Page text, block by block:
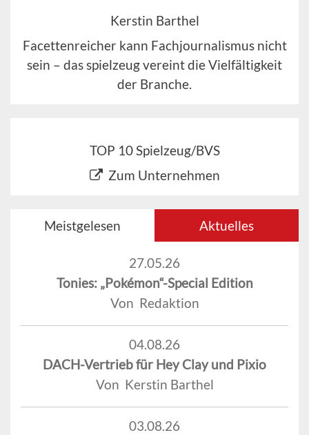
Kerstin Barthel
Facettenreicher kann Fachjournalismus nicht
sein – das spielzeug vereint die Vielfältigkeit
der Branche.
TOP 10 Spielzeug/BVS
Zum Unternehmen
Meistgelesen Aktuelles
27.05.26
Tonies: „Pokémon“-Special Edition
Von Redaktion
04.08.26
DACH-Vertrieb für Hey Clay und Pixio
Von Kerstin Barthel
03.08.26